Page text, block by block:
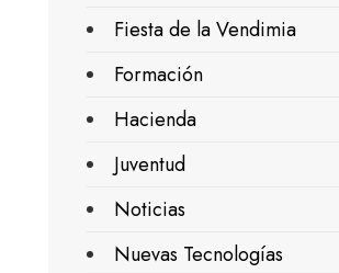
Fiesta de la Vendimia
Formación
Hacienda
Juventud
Noticias
Nuevas Tecnologías